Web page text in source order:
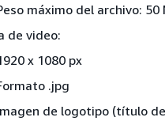
máximo del archivo: 50
de video:
x 1080 px
.jpg
de logotipo (título